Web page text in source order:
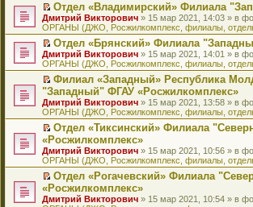
е
н
и
ю
с
о
о
б
щ
е
н
и
ю
н
н
о
м
у
с
о
о
б
щ
е
н
и
ю
о
ч
и
т
а
н
н
о
м
у
с
о
о
б
щ
е
н
и
ю
у
н
е
п
р
о
ч
и
т
а
н
н
о
м
у
с
о
о
б
щ
е
е
р
в
о
м
у
н
е
п
р
о
ч
и
т
а
н
н
о
м
у
с
й
т
и
к
п
е
р
в
о
м
у
н
е
п
р
о
ч
и
т
а
н
П
е
р
е
й
т
и
к
п
е
р
в
о
м
у
н
е
п
р
о
Отдел «Владимирский» Филиала
Дмитрий Викторович » 15 мар 2021, 14:03 » в
ОРГАНЫ (ДЖО, Росжилкомплекс, филиалы,
П
е
р
е
й
т
и
к
п
е
р
в
о
м
у
н
Отдел «Брянский» Филиала
Дмитрий Викторович » 15 мар 2021, 14:01 » в
ОРГАНЫ (ДЖО, Росжилкомплекс, филиалы,
П
е
р
е
й
т
к
п
е
р
о
Филиал «Западный» Республика
"Западный" ФГАУ «Росжилкомплекс»
Дмитрий Викторович » 15 мар 2021, 13:58 » в
ОРГАНЫ (ДЖО, Росжилкомплекс, филиалы,
П
р
е
й
т
к
Отдел «Тиксинский» Филиала
«Росжилкомплекс»
Дмитрий Викторович » 15 мар 2021, 10:56 » в
ОРГАНЫ (ДЖО, Росжилкомплекс, филиалы,
П
р
Отдел «Рогачевский» Филиала
«Росжилкомплекс»
Дмитрий Викторович » 15 мар 2021, 10:54 » в